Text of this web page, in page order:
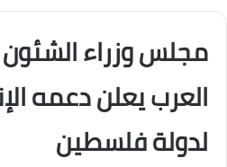
مجلس وزراء الشئون
العرب يعلن دعمه
لدولة فلسطين